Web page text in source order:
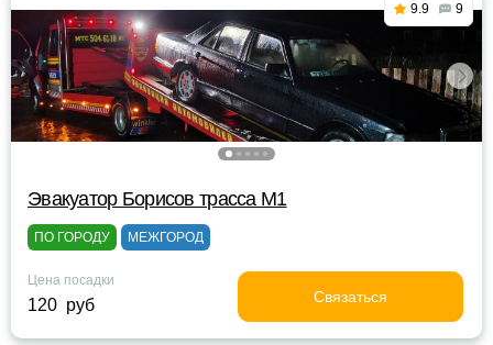
9.9 9
Эвакуатор Борисов трасса М1
ПО ГОРОДУ МЕЖГОРОД
Цена посадки
120 руб Связаться